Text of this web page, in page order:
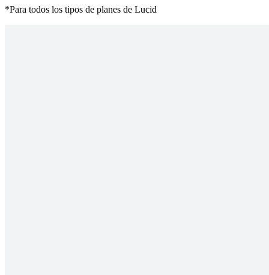
*Para todos los tipos de planes de Lucid